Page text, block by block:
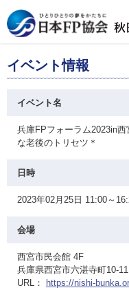
イベント情報
イベント名
兵庫FPフォーラム2023in
な老後のトリセツ＊
日時
2023年02月25日 11:00～
会場
西宮市民会館 4F
兵庫県西宮市六湛寺町10-11
URL：
https://nishi-